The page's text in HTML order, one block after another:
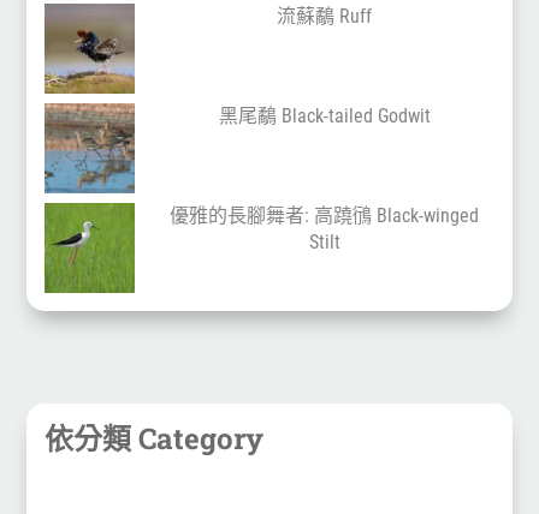
流蘇鷸 Ruff
黑尾鷸 Black-tailed Godwit
優雅的長腳舞者: 高蹺鴴 Black-winged
Stilt
依分類 Category